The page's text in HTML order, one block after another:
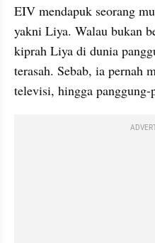
EIV mendapuk seorang
yakni Liya. Walau bukan
kiprah Liya di dunia
terasah. Sebab, ia pernah
televisi, hingga panggung-